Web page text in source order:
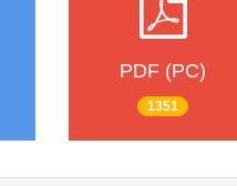
PDF (PC)
1351